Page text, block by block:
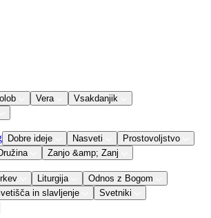
Vera
Vsakdanjik
Dobre ideje Nasveti
Prostovoljstvo
Zanjo &amp; Zanj
Liturgija
Odnos z Bogom
in slavljenje
Svetniki